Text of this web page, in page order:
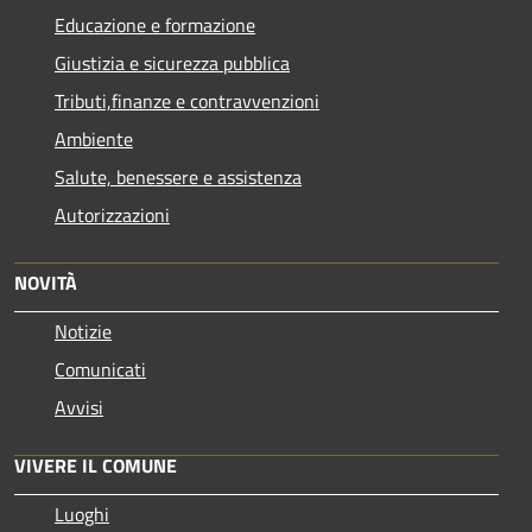
Educazione e formazione
Giustizia e sicurezza pubblica
Tributi,finanze e contravvenzioni
Ambiente
Salute, benessere e assistenza
Autorizzazioni
NOVITÀ
Notizie
Comunicati
Avvisi
VIVERE IL COMUNE
Luoghi